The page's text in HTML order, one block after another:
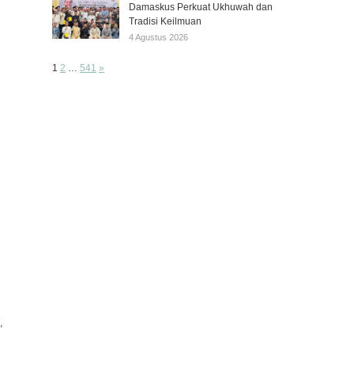
Damaskus Perkuat Ukhuwah dan
Tradisi Keilmuan
4 Agustus 2026
Page:
1 2 … 541 Next
»